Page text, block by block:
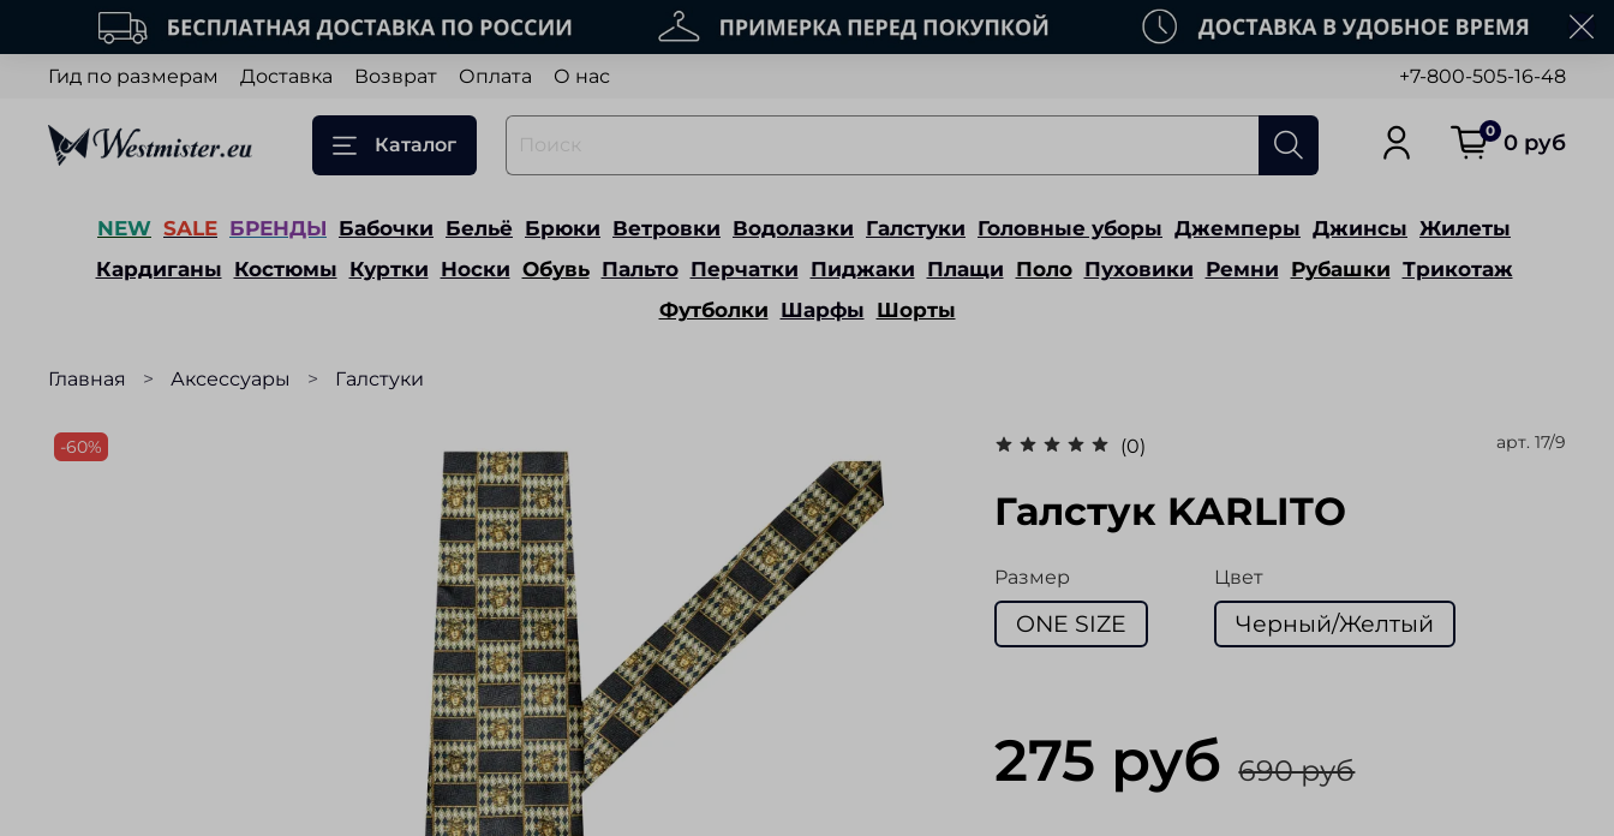
Гид по размерам Доставка Возврат Оплата О нас +7-800-505-16-48
Каталог
0 0 руб
NEW SALE БРЕНДЫ Бабочки Бельё Брюки Ветровки Водолазки Галстуки Головные уборы Джемперы Джинсы Жилеты
Кардиганы Костюмы Куртки Носки Обувь Пальто Перчатки Пиджаки Плащи Поло Пуховики Ремни Рубашки Трикотаж
Футболки Шарфы Шорты
Главная Аксессуары Галстуки
-60% (0) арт. 17/9
Галстук KARLITO
Размер
ONE SIZE
Цвет
Черный/Желтый
275 руб 690 руб